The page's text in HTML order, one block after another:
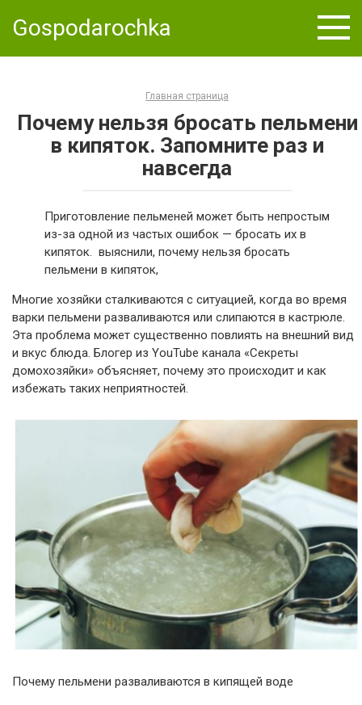
Gospodarochka
Главная страница
Почему нельзя бросать пельмени
в кипяток. Запомните раз и
навсегда
Приготовление пельменей может быть непростым
из-за одной из частых ошибок — бросать их в
кипяток. выяснили, почему нельзя бросать
пельмени в кипяток,
Многие хозяйки сталкиваются с ситуацией, когда во время
варки пельмени разваливаются или слипаются в кастрюле.
Эта проблема может существенно повлиять на внешний вид
и вкус блюда. Блогер из YouTube канала «Секреты
домохозяйки» объясняет, почему это происходит и как
избежать таких неприятностей.
Почему пельмени разваливаются в кипящей воде